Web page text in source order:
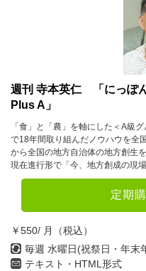
週刊 寺本英仁 「にっぽ
Plus A」
「食」と「農」を軸にした＜A級
で18年間取り組んだノウハウを
から全国の地方自治体の地方創生
現在進行形で「今、地方創成の現
定期
￥550/ 月（税込）
毎週 水曜日(祝祭日・年末
テキスト・HTML形式